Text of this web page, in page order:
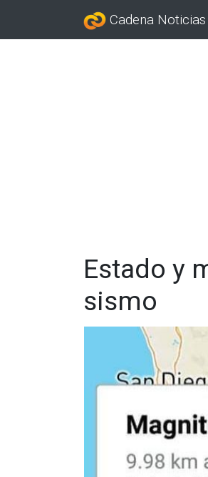
Cadena Noticias
Estado y
sismo